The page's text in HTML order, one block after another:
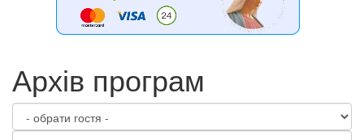
Архів програм